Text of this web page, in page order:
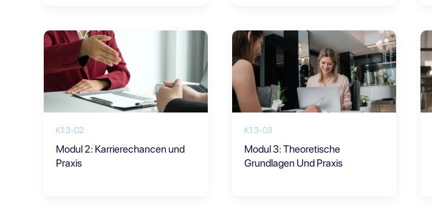
K1.3-02
Modul 2: Karrierechancen und
Praxis
K1.3-03
Modul 3: Theoretische
Grundlagen Und Praxis